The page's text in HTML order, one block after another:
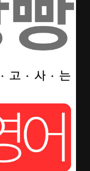
پادکست
ثبت نام